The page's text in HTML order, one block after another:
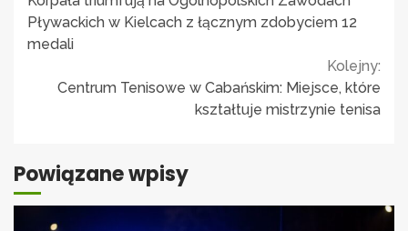
Pływackich w Kielcach z łącznym zdobyciem 12
medali
Kolejny:
Centrum Tenisowe w Cabańskim: Miejsce, które
kształtuje mistrzynie tenisa
Powiązane wpisy